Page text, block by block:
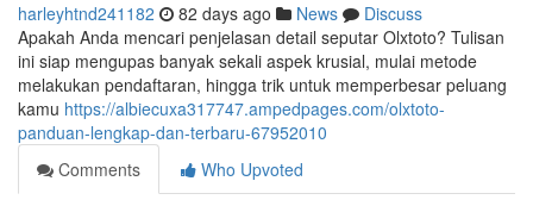
harleyhtnd241182 82 days ago News
Discuss
Apakah Anda mencari penjelasan detail seputar Olxtoto? Tulisan
ini siap mengupas banyak sekali aspek krusial, mulai metode
melakukan pendaftaran, hingga trik untuk memperbesar peluang
kamu https://albiecuxa317747.ampedpages.com/olxtoto-
panduan-lengkap-dan-terbaru-67952010
Comments
Who Upvoted